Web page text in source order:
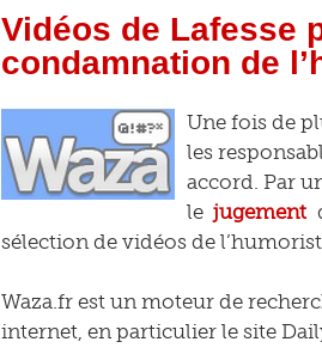
Vidéos de Lafesse
condamnation de
Une fois de
les
accord. Par
le jugement
sélection de vidéos de
Waza.fr est un moteur de
internet, en particulier le site